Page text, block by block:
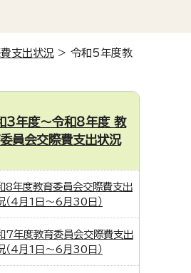
支出状況 > 令和5年度教
3年度～令和8年度 教
員会交際費支出状況
8年度教育委員会交際費支出
（4月1日～6月30日）
7年度教育委員会交際費支出
（4月1日～6月30日）